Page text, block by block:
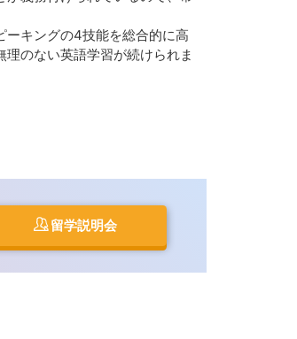
ーキングの4技能を総合的に高
のない英語学習が続けられま
留学説明会